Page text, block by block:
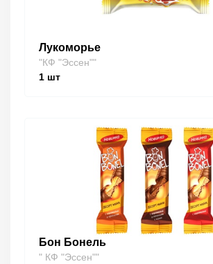
Лукоморье
"КФ "Эссен""
1 шт
Бон Бонель
" КФ "Эссен""